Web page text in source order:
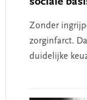
Zonder
zorginfarct.
duidelijke